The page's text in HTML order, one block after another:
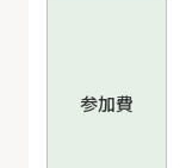
参加費